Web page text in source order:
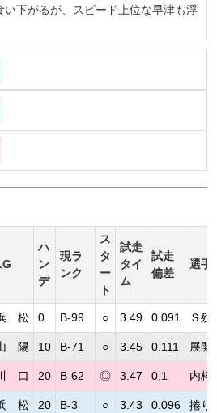
下がるが、スピード上位な早津も浮
ハ
ン
デ
現ラ
ンク
ス
タ
ー
ト
試走
タイ
ム
試走
偏差
選手
松 0 B-99 ○ 3.49 0.091 Ｓ残
陽 10 B-71 ○ 3.45 0.111 展開
口 20 B-62 ◎ 3.47 0.1 内枠
松 20 B-3 ○ 3.43 0.096 捲り